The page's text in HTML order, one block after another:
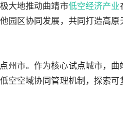
大地推动曲靖市低空经济产业
园区协同发展，共同打造高
州市。作为核心试点城市，
空空域协同管理机制，探索可